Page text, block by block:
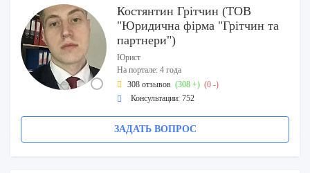
Костянтин Грітчин (ТОВ
"Юридична фірма "Грітчин та
партнери")
Юрист
На портале: 4 года
308 отзывов (308 +) (0 -)
Консультации: 752
ЗАДАТЬ ВОПРОС